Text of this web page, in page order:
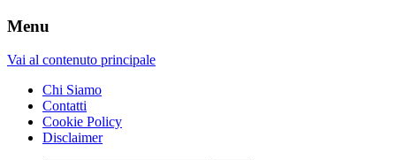
Menu
Vai al contenuto principale
Chi Siamo
Contatti
Cookie Policy
Disclaimer